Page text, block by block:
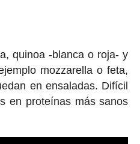
quinoa -blanca o roja- y
mozzarella o feta,
en ensaladas. Difícil
en proteínas más sanos